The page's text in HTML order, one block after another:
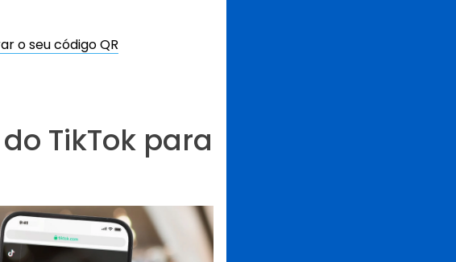
o seu código QR
TikTok para